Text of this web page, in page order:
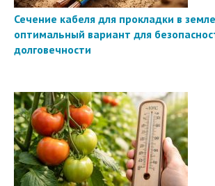
Сечение кабеля для прокладки в
оптимальный вариант для
долговечности